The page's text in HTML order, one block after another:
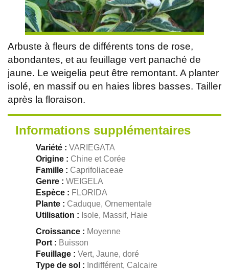
Arbuste à fleurs de différents tons de rose,
abondantes, et au feuillage vert panaché de
jaune. Le weigelia peut être remontant. A planter
isolé, en massif ou en haies libres basses. Tailler
après la floraison.
Informations supplémentaires
Variété : VARIEGATA
Origine : Chine et Corée
Famille : Caprifoliaceae
Genre : WEIGELA
Espèce : FLORIDA
Plante : Caduque, Ornementale
Utilisation : Isole, Massif, Haie
Croissance : Moyenne
Port : Buisson
Feuillage : Vert, Jaune, doré
Type de sol : Indifférent, Calcaire